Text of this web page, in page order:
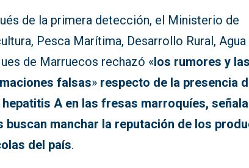
de la primera detección, el Ministerio de
Pesca Marítima, Desarrollo Rural, Agua
de Marruecos rechazó «los rumores y las
falsas» respecto de la presencia
hepatitis A en las fresas marroquíes,
buscan manchar la reputación de los
del país.